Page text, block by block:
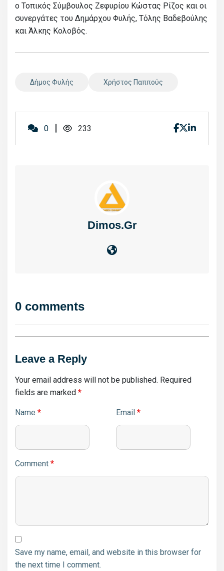
ο Τοπικός Σύμβουλος Ζεφυρίου Κώστας Ρίζος και οι
συνεργάτες του Δημάρχου Φυλής, Τόλης Βαδεβούλης
και Άλκης Κολοβός.
Δήμος Φυλής Χρήστος Παππούς
0 233
Dimos.gr
0 comments
Leave a Reply
Your email address will not be published. Required
fields are marked *
Name * Email *
Comment *
Save my name, email, and website in this browser for
the next time I comment.